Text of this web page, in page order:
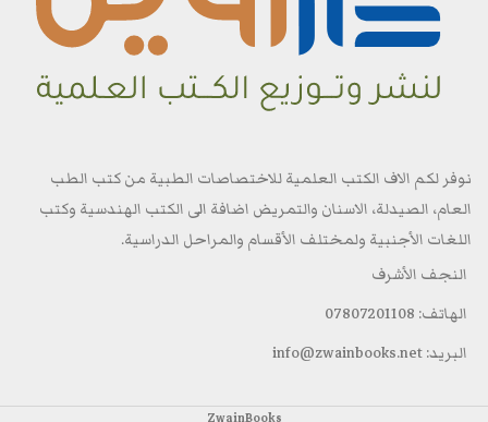
نوفر لكم الاف الكتب العلمية للاختصاصات الطبية من كتب الطب
العام، الصيدلة، الاسنان والتمريض اضافة الى الكتب الهندسية وكتب
اللغات الأجنبية ولمختلف الأقسام والمراحل الدراسية.
النجف الأشرف
الهاتف: 07807201108
البريد: info@zwainbooks.net